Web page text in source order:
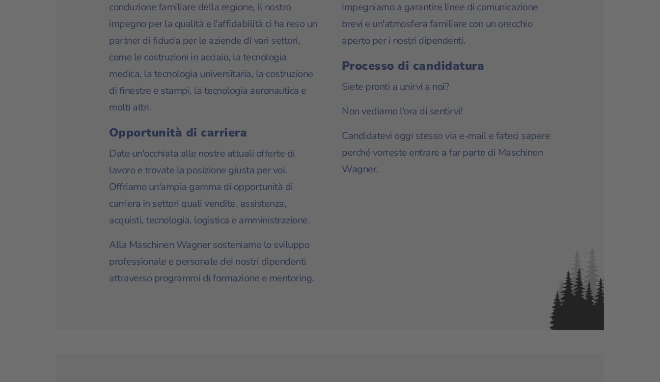
conduzione familiare della regione, il nostro
impegno per la qualità e l'affidabilità ci ha reso un
partner di fiducia per le aziende di vari settori,
come le costruzioni in acciaio, la tecnologia
medica, la tecnologia universitaria, la costruzione
di finestre e stampi, la tecnologia aeronautica e
molti altri.
Opportunità di carriera
Date un'occhiata alle nostre attuali offerte di
lavoro e trovate la posizione giusta per voi.
Offriamo un'ampia gamma di opportunità di
carriera in settori quali vendite, assistenza,
acquisti, tecnologia, logistica e amministrazione.
Alla Maschinen Wagner sosteniamo lo sviluppo
professionale e personale dei nostri dipendenti
attraverso programmi di formazione e mentoring.
impegniamo a garantire linee di comunicazione
brevi e un'atmosfera familiare con un orecchio
aperto per i nostri dipendenti.
Processo di candidatura
Siete pronti a unirvi a noi?
Non vediamo l'ora di sentirvi!
Candidatevi oggi stessovia e-maile fateci sapere
perché vorreste entrare a far parte di Maschinen
Wagner.